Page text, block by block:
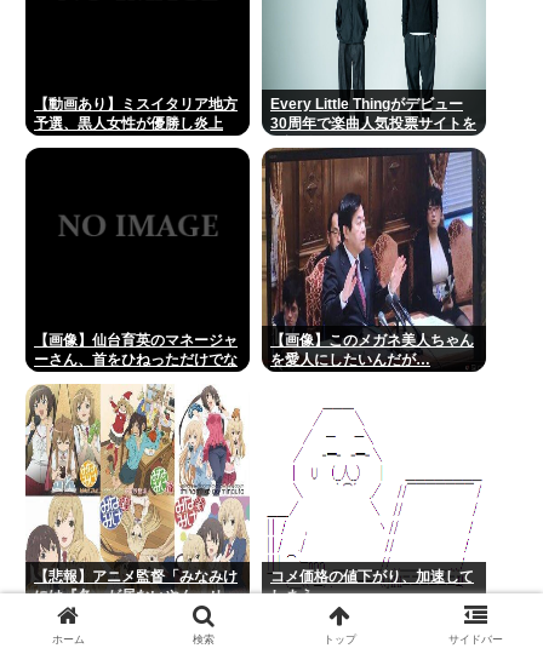
【動画あり】ミスイタリア地方
予選、黒人女性が優勝し炎上
Every Little Thingがデビュー
30周年で楽曲人気投票サイトを
Changeに入れてきたぞ
【画像】仙台育英のマネージャ
ーさん、首をひねっただけでな
しまうwww
【画像】このメガネ美人ちゃん
を愛人にしたいんだが…
【悲報】アニメ監督「みなみけ
には『冬』が居ないやん…せ
や！『冬』の末っ子をアニメオ
リジナルで出そ！」
コメ価格の値下がり、加速して
しまう
ホーム 検索 トップ サイドバー